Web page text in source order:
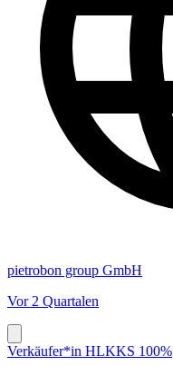
pietrobon group GmbH
Vor 2 Quartalen
Verkäufer*in HLKKS 100%